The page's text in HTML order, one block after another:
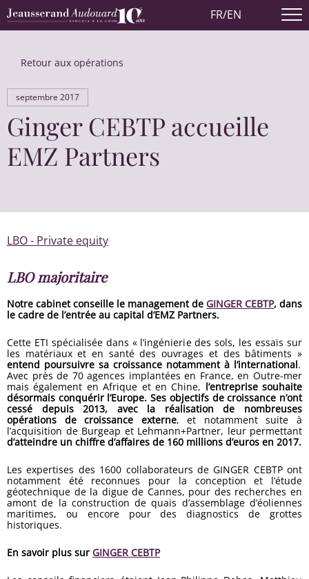
FR/EN
Retour aux opérations
septembre 2017
Ginger CEBTP accueille
EMZ Partners
LBO - Private equity
LBO majoritaire
Notre cabinet conseille le management de GINGER CEBTP, dans
le cadre de l’entrée au capital d’EMZ Partners.
Cette ETI spécialisée dans « l’ingénierie des sols, les essais sur
les matériaux et en santé des ouvrages et des bâtiments »
entend poursuivre sa croissance notamment à l’international.
Avec près de 70 agences implantées en France, en Outre-mer
mais également en Afrique et en Chine, l’entreprise souhaite
désormais conquérir l’Europe.Ses objectifs de croissance n’ont
cessé depuis 2013, avec la réalisation de nombreuses
opérations de croissance externe, et notamment suite à
l’acquisition de Burgeap et Lehmann+Partner, leur permettant
d’atteindre un chiffre d’affaires de 160 millions d’euros en 2017.
Les expertises des 1600 collaborateurs de GINGER CEBTP ont
notamment été reconnues pour la conception et l’étude
géotechnique de la digue de Cannes, pour des recherches en
amont de la construction de quais d’assemblage d’éoliennes
maritimes, ou encore pour des diagnostics de grottes
historiques.
En savoir plus sur GINGER CEBTP